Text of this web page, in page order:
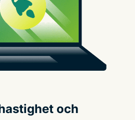
och